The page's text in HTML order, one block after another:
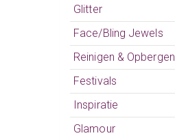
Glitter
Face/Bling Jewels
Reinigen & Opbergen
Festivals
Inspiratie
Glamour